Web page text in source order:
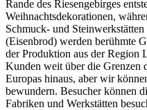
Rande des Riesengebirges
Weihnachtsdekorationen,
Schmuck- und
(Eisenbrod) werden berühmte
der Produktion aus der Region
Kunden weit über die Grenzen
Europas hinaus, aber wir
bewundern. Besucher können
Fabriken und Werkstätten